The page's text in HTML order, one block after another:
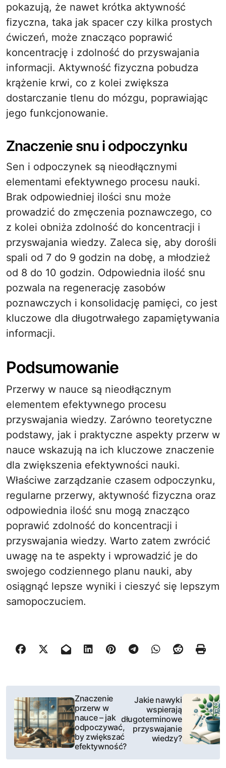
pokazują, że nawet krótka aktywność
fizyczna, taka jak spacer czy kilka prostych
ćwiczeń, może znacząco poprawić
koncentrację i zdolność do przyswajania
informacji. Aktywność fizyczna pobudza
krążenie krwi, co z kolei zwiększa
dostarczanie tlenu do mózgu, poprawiając
jego funkcjonowanie.
Znaczenie snu i odpoczynku
Sen i odpoczynek są nieodłącznymi
elementami efektywnego procesu nauki.
Brak odpowiedniej ilości snu może
prowadzić do zmęczenia poznawczego, co
z kolei obniża zdolność do koncentracji i
przyswajania wiedzy. Zaleca się, aby dorośli
spali od 7 do 9 godzin na dobę, a młodzież
od 8 do 10 godzin. Odpowiednia ilość snu
pozwala na regenerację zasobów
poznawczych i konsolidację pamięci, co jest
kluczowe dla długotrwałego zapamiętywania
informacji.
Podsumowanie
Przerwy w nauce są nieodłącznym
elementem efektywnego procesu
przyswajania wiedzy. Zarówno teoretyczne
podstawy, jak i praktyczne aspekty przerw w
nauce wskazują na ich kluczowe znaczenie
dla zwiększenia efektywności nauki.
Właściwe zarządzanie czasem odpoczynku,
regularne przerwy, aktywność fizyczna oraz
odpowiednia ilość snu mogą znacząco
poprawić zdolność do koncentracji i
przyswajania wiedzy. Warto zatem zwrócić
uwagę na te aspekty i wprowadzić je do
swojego codziennego planu nauki, aby
osiągnąć lepsze wyniki i cieszyć się lepszym
samopoczuciem.
N
w
i
Znaczenie
przerw w
nauce – jak
odpoczywać,
by zwiększać
efektywność?
Jakie nawyki
wspierają
długoterminowe
przyswajanie
wiedzy?